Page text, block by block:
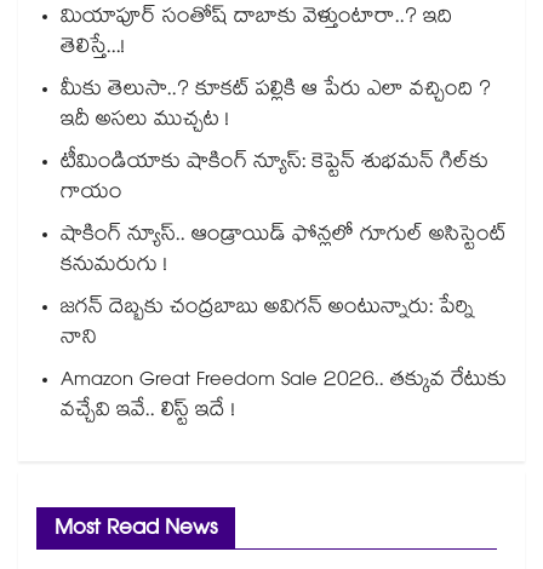
మియాపూర్ సంతోష్ దాబాకు వెళ్తుంటారా..? ఇది
తెలిస్తే...!
మీకు తెలుసా..? కూకట్ పల్లికి ఆ పేరు ఎలా వచ్చింది ?
ఇదీ అసలు ముచ్చట !
టీమిండియాకు షాకింగ్ న్యూస్: కెప్టెన్ శుభమన్ గిల్‎కు
గాయం
షాకింగ్ న్యూస్.. ఆండ్రాయిడ్ ఫోన్లలో గూగుల్ అసిస్టెంట్
కనుమరుగు !
జగన్ దెబ్బకు చంద్రబాబు అవిగన్ అంటున్నారు: పేర్ని
నాని
Amazon Great Freedom Sale 2026.. తక్కువ రేటుకు
వచ్చేవి ఇవే.. లిస్ట్ ఇదే !
Most Read News